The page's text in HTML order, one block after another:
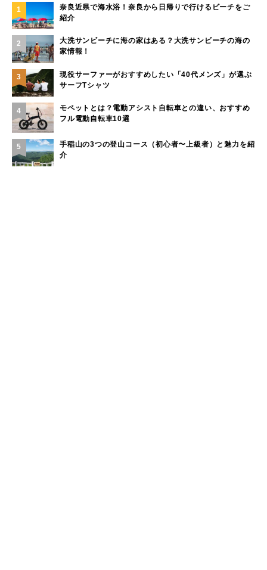
1
奈良近県で海水浴！奈良から日帰りで行けるビーチをご
紹介
2
大洗サンビーチに海の家はある？大洗サンビーチの海の
家情報！
3
現役サーファーがおすすめしたい「40代メンズ」が選ぶ
サーフTシャツ
4
モペットとは？電動アシスト自転車との違い、おすすめ
フル電動自転車10選
5
手稲山の3つの登山コース（初心者〜上級者）と魅力を紹
介